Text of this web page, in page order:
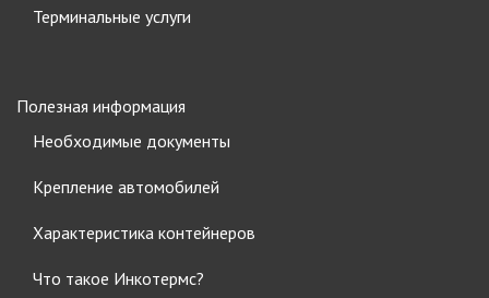
Терминальные услуги
Полезная информация
Необходимые документы
Крепление автомобилей
Характеристика контейнеров
Что такое Инкотермс?